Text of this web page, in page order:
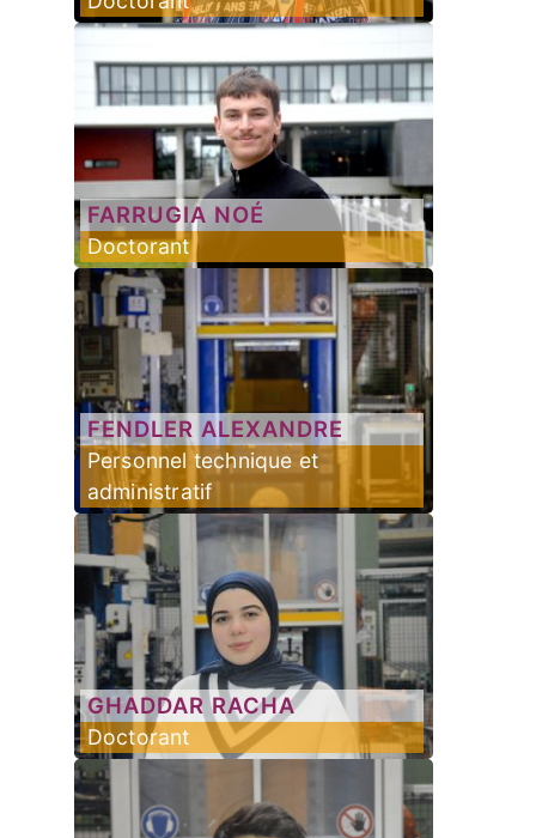
FARRUGIA NOÉ
Doctorant
FENDLER ALEXANDRE
Personnel technique et
administratif
GHADDAR RACHA
Doctorant